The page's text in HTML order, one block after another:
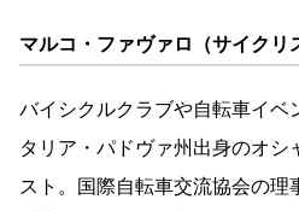
マルコ・ファヴァロ（サイクリ
バイシクルクラブや自転車イベ
タリア・パドヴァ州出身のオシ
スト。国際自転車交流協会の理